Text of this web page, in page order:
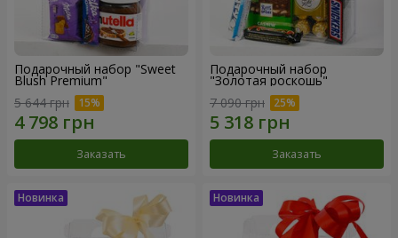
Подарочный набор "Sweet
Blush Premium"
5 644 грн
Заказать
Подарочный набор
"Золотая роскошь"
7 090 грн
Заказать